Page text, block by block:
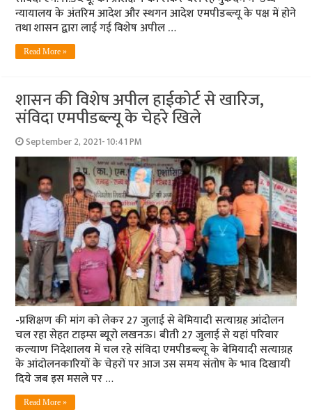
न्यायालय के अंतरिम आदेश और स्थगन आदेश एमपीडब्ल्यू के पक्ष में होने
तथा शासन द्वारा लाई गई विशेष अपील …
Read More »
शासन की विशेष अपील हाईकोर्ट से खारिज,
संविदा एमपीडब्‍ल्‍यू के चेहरे खिले
September 2, 2021- 10:41 PM
-प्रशिक्षण की मांग को लेकर 27 जुलाई से बेमियादी सत्‍याग्रह आंदोलन
चल रहा सेहत टाइम्‍स ब्‍यूरो लखनऊ। बीती 27 जुलाई से यहां परिवार
कल्‍याण निदेशालय में चल रहे संविदा एमपीडब्‍ल्‍यू के बेमियादी सत्‍याग्रह
के आंदोलनकारियों के चेहरों पर आज उस समय संतोष के भाव दिखायी
दिये जब इस मसले पर …
Read More »